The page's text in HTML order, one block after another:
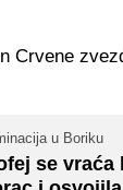
Crvene
u Boriku
se vraća